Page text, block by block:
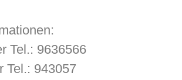
Tel.: 9636566
Tel.: 943057